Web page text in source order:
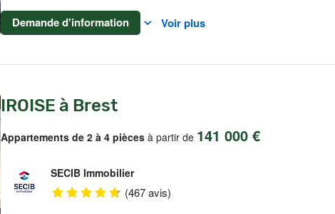
Demande d'information Voir plus
IROISE à Brest
Appartements de 2 à 4 pièces à partir de 141 000 €
SECIB Immobilier
(467 avis)